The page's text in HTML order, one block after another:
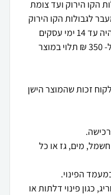
הקו הירוק ועד צומת
לגבולות הקו הירוק
או דרומית לצומת הערבה, האספקה תהיה עד 14 ימי עסקים
ותירש תוספת תשלום שנעה בין 100 ₪ ל- 350 ₪ תלוי במוצר
זכות שהמוצר הישן
מים, גז או כל
כגון פינוי דלתות או